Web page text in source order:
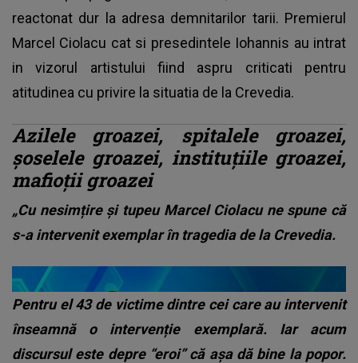
reactonat dur la adresa demnitarilor tarii. Premierul
Marcel Ciolacu cat si presedintele Iohannis au intrat
in vizorul artistului fiind aspru criticati pentru
atitudinea cu privire la situatia de la Crevedia.
Azilele groazei, spitalele groazei,
șoselele groazei, instituțiile groazei,
mafioții groazei
„Cu nesimțire și tupeu Marcel Ciolacu ne spune că
s-a intervenit exemplar în tragedia de la Crevedia.
Pentru el 43 de victime dintre cei care au intervenit
înseamnă o intervenție exemplară. Iar acum
discursul este depre “eroi” că așa dă bine la popor.